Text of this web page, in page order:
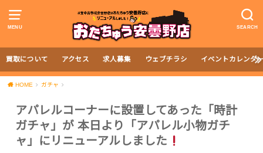
MENU SEARCH
買取について アクセス 求人募集 ウェブチラシ イベントカレンダ
HOME ガチャ
アパレルコーナーに設置してあった「時計
ガチャ」が 本日より「アパレル小物ガチ
ャ」にリニューアルしました